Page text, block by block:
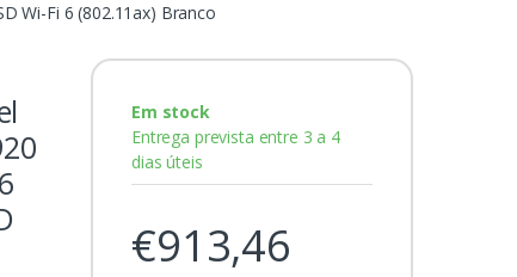
Wi-Fi 6 (802.11ax) Branco
Em stock
Entrega prevista entre 3 a 4
dias úteis
€913,46